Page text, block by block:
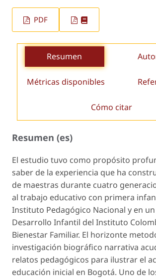
PDF
Resumen
Métricas disponibles
Cómo citar
Resumen (es)
El estudio tuvo como propósito
saber de la experiencia que ha
de maestras durante cuatro
al trabajo educativo con primera
Instituto Pedagógico Nacional y en
Desarrollo Infantil del Instituto
Bienestar Familiar. El horizonte
investigación biográfico narrativa
relatos pedagógicos para ilustrar el
educación inicial en Bogotá. Uno de